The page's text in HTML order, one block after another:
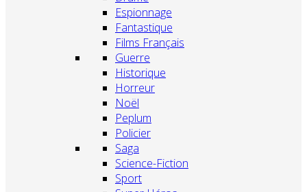
Espionnage
Fantastique
Films Français
Guerre
Historique
Horreur
Noël
Peplum
Policier
Saga
Science-Fiction
Sport